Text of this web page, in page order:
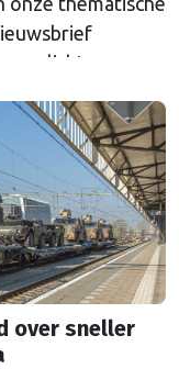
om
genoeg.
over sneller